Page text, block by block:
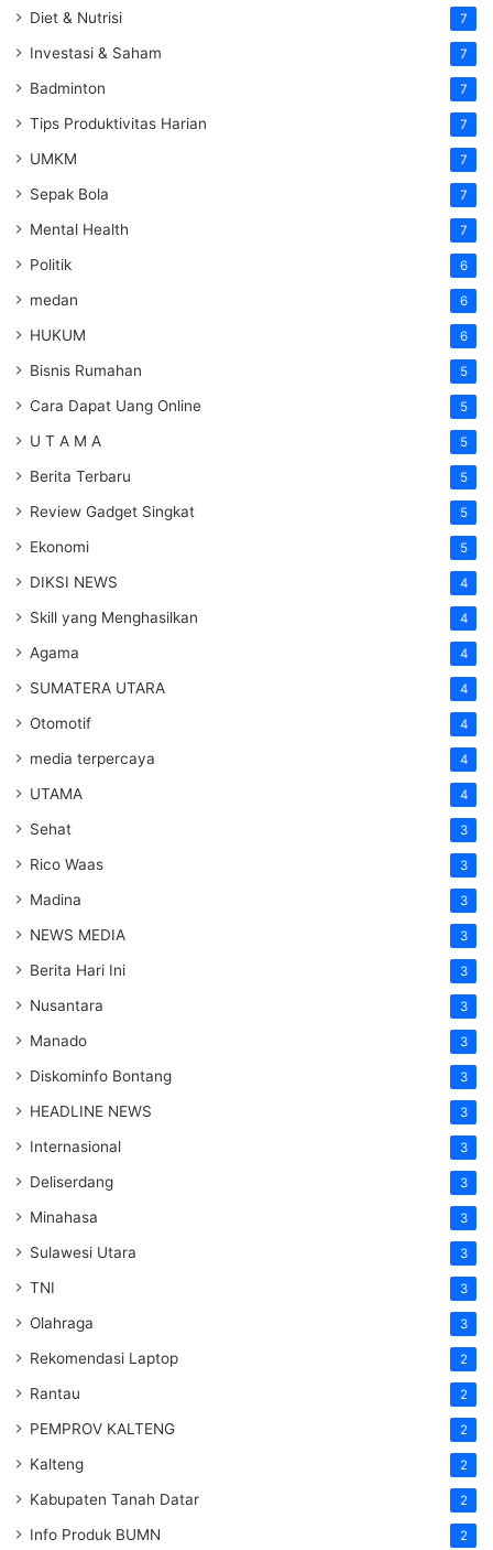
Diet & Nutrisi 7
Investasi & Saham 7
Badminton 7
Tips Produktivitas Harian 7
UMKM 7
Sepak Bola 7
Mental Health 7
Politik 6
medan 6
HUKUM 6
Bisnis Rumahan 5
Cara Dapat Uang Online 5
U T A M A 5
Berita Terbaru 5
Review Gadget Singkat 5
Ekonomi 5
DIKSI NEWS 4
Skill yang Menghasilkan 4
Agama 4
SUMATERA UTARA 4
Otomotif 4
media terpercaya 4
UTAMA 4
Sehat 3
Rico Waas 3
Madina 3
NEWS MEDIA 3
Berita Hari Ini 3
Nusantara 3
Manado 3
Diskominfo Bontang 3
HEADLINE NEWS 3
Internasional 3
Deliserdang 3
Minahasa 3
Sulawesi Utara 3
TNI 3
Olahraga 3
Rekomendasi Laptop 2
Rantau 2
PEMPROV KALTENG 2
Kalteng 2
Kabupaten Tanah Datar 2
Info Produk BUMN 2